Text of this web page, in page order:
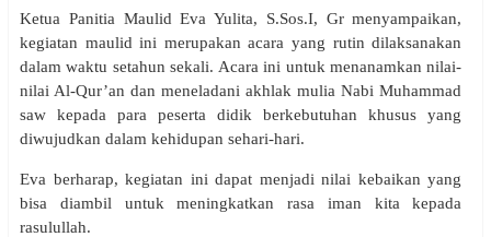
Ketua Panitia Maulid Eva Yulita, S.Sos.I, Gr menyampaikan,
kegiatan maulid ini merupakan acara yang rutin dilaksanakan
dalam waktu setahun sekali. Acara ini untuk menanamkan nilai-
nilai Al-Qur’an dan meneladani akhlak mulia Nabi Muhammad
saw kepada para peserta didik berkebutuhan khusus yang
diwujudkan dalam kehidupan sehari-hari.
Eva berharap, kegiatan ini dapat menjadi nilai kebaikan yang
bisa diambil untuk meningkatkan rasa iman kita kepada
rasulullah.